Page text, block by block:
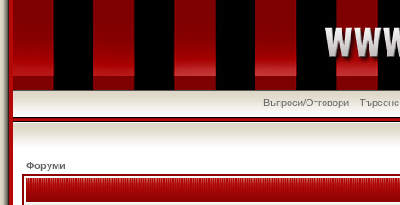
Въпроси/Отговори Търсене
Форуми